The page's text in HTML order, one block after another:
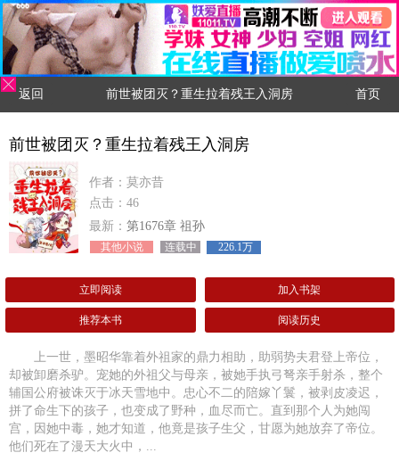
返回 前世被团灭？重生拉着残王入洞房 首页
前世被团灭？重生拉着残王入洞房
作者：莫亦昔
点击：46
最新： 第1676章 祖孙
其他小说 连载中 226.1万
立即阅读 加入书架
推荐本书 阅读历史
上一世，墨昭华靠着外祖家的鼎力相助，助弱势夫君登上帝位，
却被卸磨杀驴。宠她的外祖父与母亲，被她手执弓弩亲手射杀，整个
辅国公府被诛灭于冰天雪地中。忠心不二的陪嫁丫鬟，被剥皮凌迟，
拼了命生下的孩子，也变成了野种，血尽而亡。直到那个人为她闯
宫，因她中毒，她才知道，他竟是孩子生父，甘愿为她放弃了帝位。
他们死在了漫天大火中，...